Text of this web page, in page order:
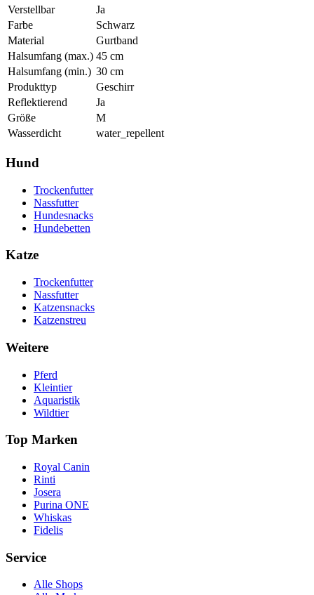
Verstellbar
Ja
Farbe
Schwarz
Material
Gurtband
Halsumfang (max.) 45 cm
Halsumfang (min.) 30 cm
Produkttyp
Geschirr
Reflektierend
Ja
Größe
M
Wasserdicht
water_repellent
Hund
Trockenfutter
Nassfutter
Hundesnacks
Hundebetten
Katze
Trockenfutter
Nassfutter
Katzensnacks
Katzenstreu
Weitere
Pferd
Kleintier
Aquaristik
Wildtier
Top Marken
Royal Canin
Rinti
Josera
Purina ONE
Whiskas
Fidelis
Service
Alle Shops